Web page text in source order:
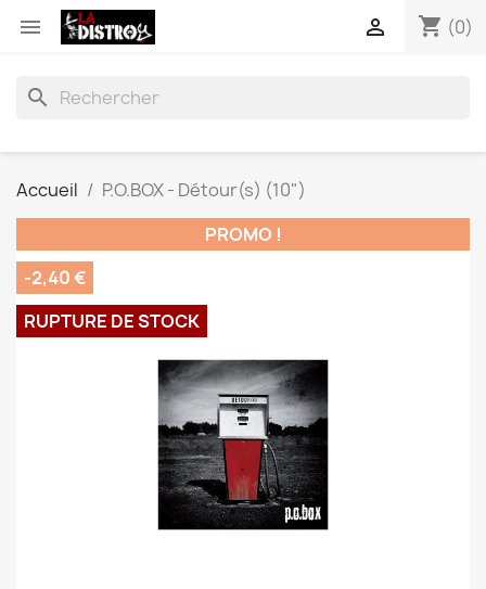
 shopping_cart (0)

search
Accueil
P.O.BOX - Détour(s) (10")
PROMO !
-2,40 €
RUPTURE DE STOCK